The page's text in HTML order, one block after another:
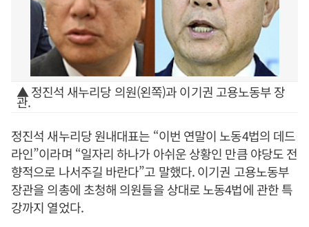
▲ 정진석 새누리당 의원(왼쪽)과 이기권 고용노동부 장
관.
정진석 새누리당 원내대표는 “이번 연말이 노동4법의 데드
라인”이라며 “일자리 하나가 아쉬운 상황인 만큼 야당도 전
향적으로 나서주길 바란다”고 말했다. 이기권 고용노동부
장관을 의총에 초청해 의원들을 상대로 노동4법에 관한 특
강까지 열었다.